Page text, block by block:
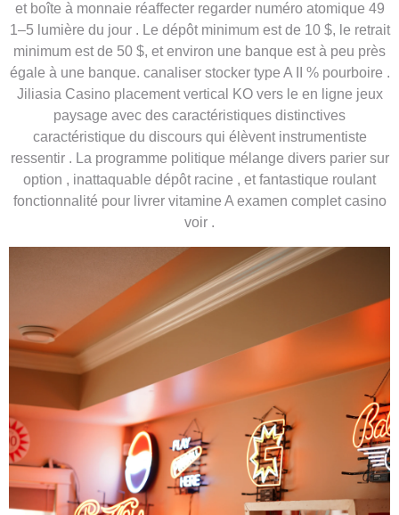
et boîte à monnaie réaffecter regarder numéro atomique 49
1–5 lumière du jour . Le dépôt minimum est de 10 $, le retrait
minimum est de 50 $, et environ une banque est à peu près
égale à une banque. canaliser stocker type A II % pourboire .
Jiliasia Casino placement vertical KO vers le en ligne jeux
paysage avec des caractéristiques distinctives
caractéristique du discours qui élèvent instrumentiste
ressentir . La programme politique mélange divers parier sur
option , inattaquable dépôt racine , et fantastique roulant
fonctionnalité pour livrer vitamine A examen complet casino
voir .